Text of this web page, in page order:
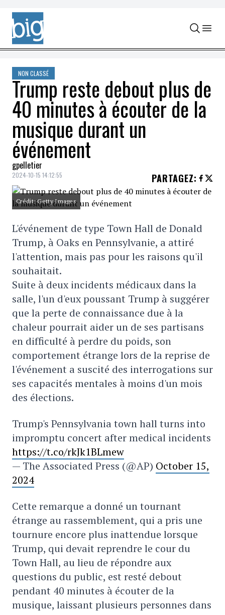
Skip to content
NON CLASSÉ
Trump reste debout plus de
40 minutes à écouter de la
musique durant un
événement
gpelletier
2024-10-15 14:12:55 PARTAGEZ:
Crédit: Getty Images
L'événement de type Town Hall de Donald
Trump, à Oaks en Pennsylvanie, a attiré
l'attention, mais pas pour les raisons qu'il
souhaitait.
Suite à deux incidents médicaux dans la
salle, l'un d'eux poussant Trump à suggérer
que la perte de connaissance due à la
chaleur pourrait aider un de ses partisans
en difficulté à perdre du poids, son
comportement étrange lors de la reprise de
l'événement a suscité des interrogations sur
ses capacités mentales à moins d'un mois
des élections.
Trump's Pennsylvania town hall turns into
impromptu concert after medical incidents
https://t.co/rkJk1BLmew
— The Associated Press (@AP) October 15,
2024
Cette remarque a donné un tournant
étrange au rassemblement, qui a pris une
tournure encore plus inattendue lorsque
Trump, qui devait reprendre le cour du
Town Hall, au lieu de répondre aux
questions du public, est resté debout
pendant 40 minutes à écouter de la
musique, laissant plusieurs personnes dans